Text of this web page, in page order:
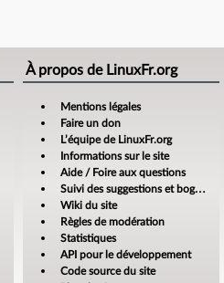
À propos de LinuxFr.org
Mentions légales
Faire un don
L’équipe de LinuxFr.org
Informations sur le site
Aide / Foire aux questions
Suivi des suggestions et bogues
Wiki du site
Règles de modération
Statistiques
API pour le développement
Code source du site